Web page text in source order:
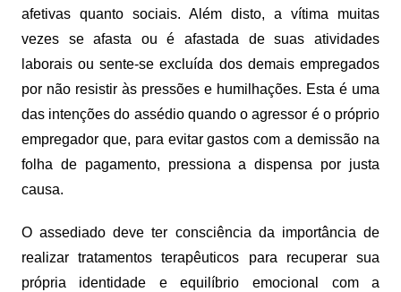
afetivas quanto sociais. Além disto, a vítima muitas
vezes se afasta ou é afastada de suas atividades
laborais ou sente-se excluída dos demais empregados
por não resistir às pressões e humilhações. Esta é uma
das intenções do assédio quando o agressor é o próprio
empregador que, para evitar gastos com a demissão na
folha de pagamento, pressiona a dispensa por justa
causa.
O assediado deve ter consciência da importância de
realizar tratamentos terapêuticos para recuperar sua
própria identidade e equilíbrio emocional com a